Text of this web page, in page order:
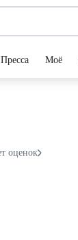
Пресса Моё
оценок